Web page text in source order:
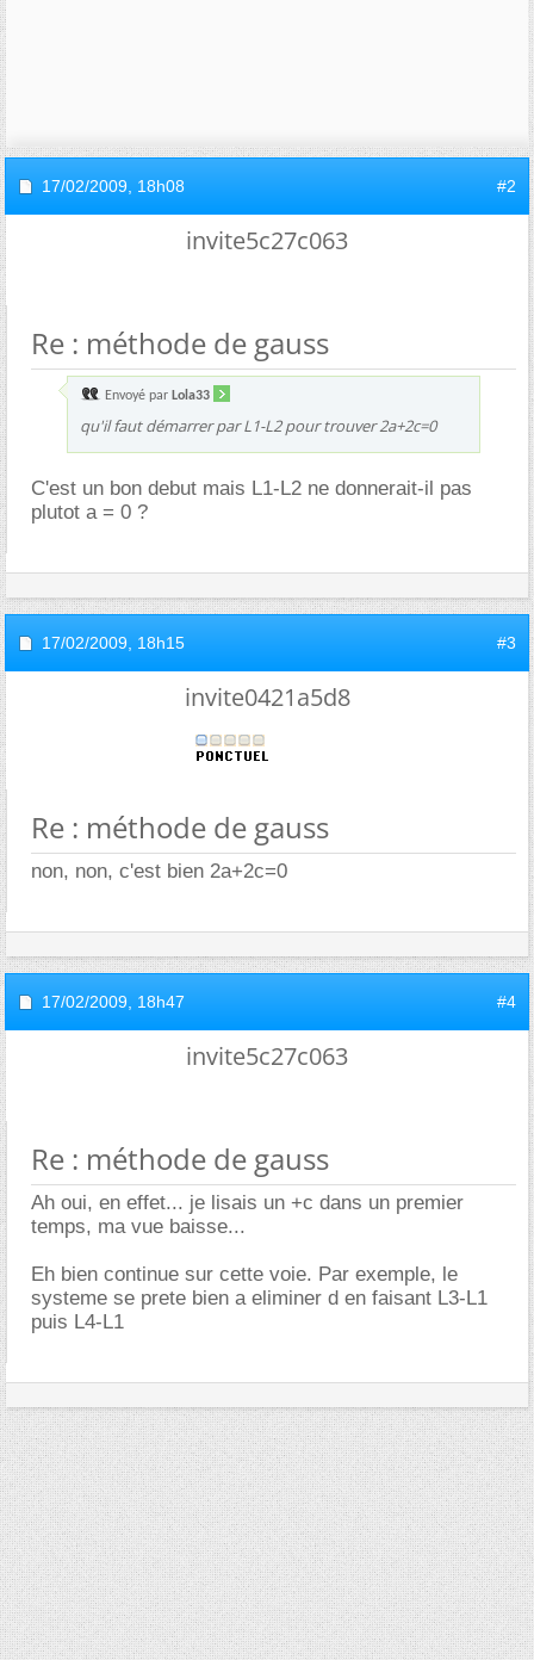
17/02/2009, 18h08 #2
invite5c27c063
Re : méthode de gauss
Envoyé par Lola33
qu'il faut démarrer par L1-L2 pour trouver 2a+2c=0
C'est un bon debut mais L1-L2 ne donnerait-il pas
plutot a = 0 ?
17/02/2009, 18h15 #3
invite0421a5d8
Re : méthode de gauss
non, non, c'est bien 2a+2c=0
17/02/2009, 18h47 #4
invite5c27c063
Re : méthode de gauss
Ah oui, en effet... je lisais un +c dans un premier
temps, ma vue baisse...
Eh bien continue sur cette voie. Par exemple, le
systeme se prete bien a eliminer d en faisant L3-L1
puis L4-L1